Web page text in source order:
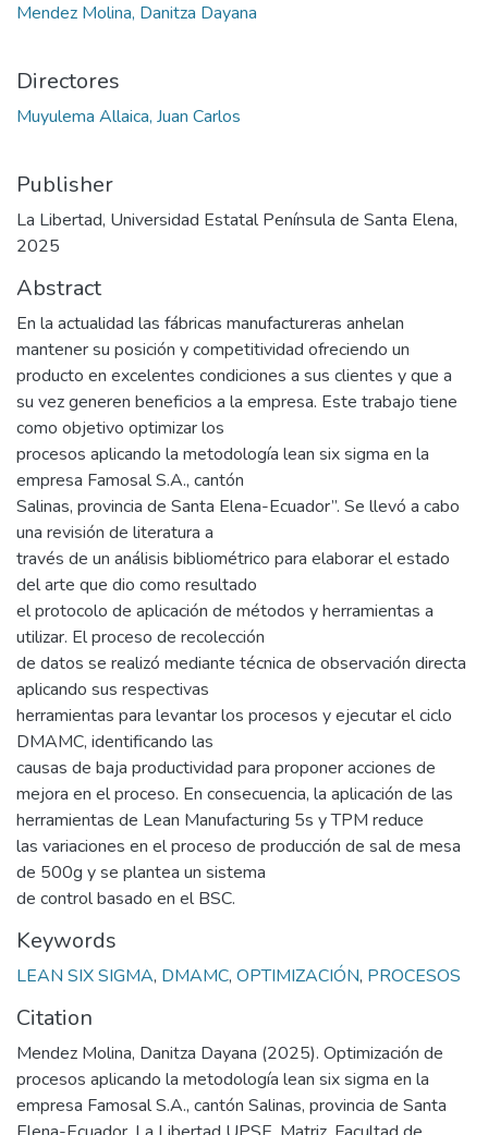
Mendez Molina, Danitza Dayana
Directores
Muyulema Allaica, Juan Carlos
Publisher
La Libertad, Universidad Estatal Península de Santa Elena,
2025
Abstract
En la actualidad las fábricas manufactureras anhelan
mantener su posición y competitividad ofreciendo un
producto en excelentes condiciones a sus clientes y que a
su vez generen beneficios a la empresa. Este trabajo tiene
como objetivo optimizar los
procesos aplicando la metodología lean six sigma en la
empresa Famosal S.A., cantón
Salinas, provincia de Santa Elena-Ecuador”. Se llevó a cabo
una revisión de literatura a
través de un análisis bibliométrico para elaborar el estado
del arte que dio como resultado
el protocolo de aplicación de métodos y herramientas a
utilizar. El proceso de recolección
de datos se realizó mediante técnica de observación directa
aplicando sus respectivas
herramientas para levantar los procesos y ejecutar el ciclo
DMAMC, identificando las
causas de baja productividad para proponer acciones de
mejora en el proceso. En consecuencia, la aplicación de las
herramientas de Lean Manufacturing 5s y TPM reduce
las variaciones en el proceso de producción de sal de mesa
de 500g y se plantea un sistema
de control basado en el BSC.
Keywords
LEAN SIX SIGMA, DMAMC, OPTIMIZACIÓN, PROCESOS
Citation
Mendez Molina, Danitza Dayana (2025). Optimización de
procesos aplicando la metodología lean six sigma en la
empresa Famosal S.A., cantón Salinas, provincia de Santa